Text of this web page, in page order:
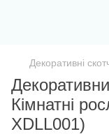
Декоративні
Кімнатні
XDLL001)